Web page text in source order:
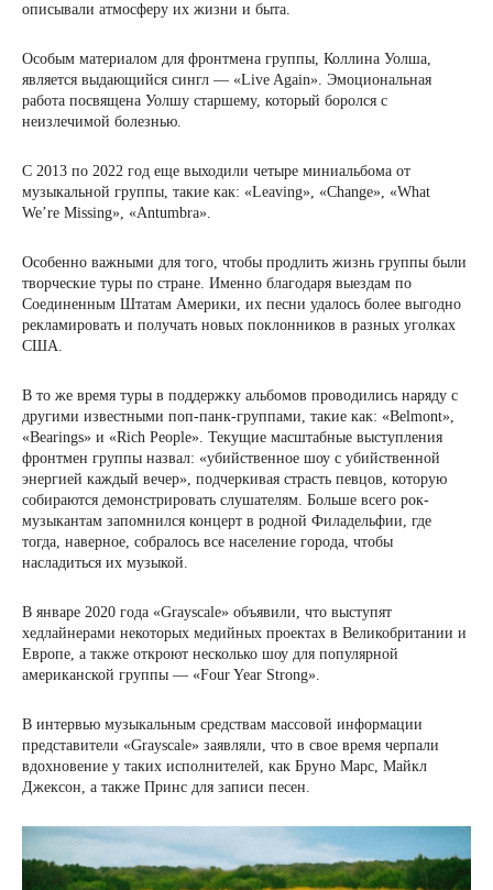
описывали атмосферу их жизни и быта.
Особым материалом для фронтмена группы, Коллина Уолша,
является выдающийся сингл — «Live Again». Эмоциональная
работа посвящена Уолшу старшему, который боролся с
неизлечимой болезнью.
С 2013 по 2022 год еще выходили четыре миниальбома от
музыкальной группы, такие как: «Leaving», «Change», «What
We’re Missing», «Antumbra».
Особенно важными для того, чтобы продлить жизнь группы были
творческие туры по стране. Именно благодаря выездам по
Соединенным Штатам Америки, их песни удалось более выгодно
рекламировать и получать новых поклонников в разных уголках
США.
В то же время туры в поддержку альбомов проводились наряду с
другими известными поп-панк-группами, такие как: «Belmont»,
«Bearings» и «Rich People». Текущие масштабные выступления
фронтмен группы назвал: «убийственное шоу с убийственной
энергией каждый вечер», подчеркивая страсть певцов, которую
собираются демонстрировать слушателям. Больше всего рок-
музыкантам запомнился концерт в родной Филадельфии, где
тогда, наверное, собралось все население города, чтобы
насладиться их музыкой.
В январе 2020 года «Grayscale» объявили, что выступят
хедлайнерами некоторых медийных проектах в Великобритании и
Европе, а также откроют несколько шоу для популярной
американской группы — «Four Year Strong».
В интервью музыкальным средствам массовой информации
представители «Grayscale» заявляли, что в свое время черпали
вдохновение у таких исполнителей, как Бруно Марс, Майкл
Джексон, а также Принс для записи песен.